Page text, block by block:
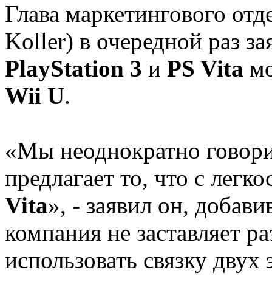
Глава маркетингового
Koller) в очередной раз
PlayStation 3 и PS Vita
Wii U.
«Мы неоднократно
предлагает то, что с
Vita», - заявил он,
компания не заставляет
использовать связку